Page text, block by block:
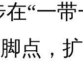
“一
点，